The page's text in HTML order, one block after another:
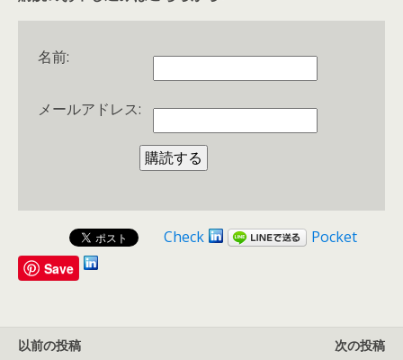
名前:
メールアドレス:
Check Pocket
Save
以前の投稿
次の投稿